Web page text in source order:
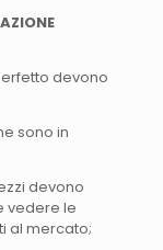
devono
sono in
devono
vedere le
al mercato;